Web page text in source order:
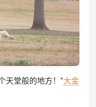
天堂般的地方！”大金